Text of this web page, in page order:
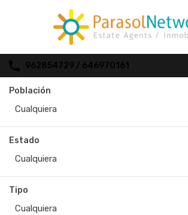
962854729 / 646970161
Población
Cualquiera
Estado
Cualquiera
Tipo
Cualquiera